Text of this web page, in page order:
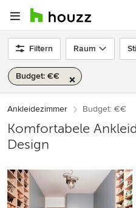
Filtern Raum
Budget: €€
Ankleidezimmer Budget: €€
Komfortabele
Design